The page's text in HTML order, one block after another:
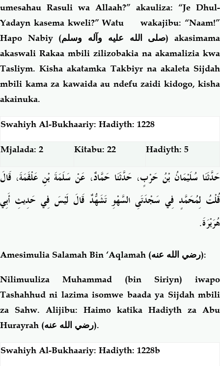
umesahau Rasuli wa Allaah?” akauliza: “Je Dhul-
Yadayn kasema kweli?” Watu wakajibu: “Naam!”
Hapo Nabiy (صلى الله عليه وآله وسلم) akasimama
akaswali Rakaa mbili zilizobakia na akamalizia kwa
Tasliym. Kisha akatamka Takbiyr na akaleta Sijdah
mbili kama za kawaida au ndefu zaidi kidogo, kisha
akainuka.
Swahiyh Al-Bukhaariy: Hadiyth: 1228
Mjalada: 2 Kitabu: 22 Hadiyth: 5
حَدَّثَنَا سُلَيْمَانُ بْنُ حَرْبٍ، حَدَّثَنَا حَمَّادٌ، عَنْ سَلَمَةَ بْنِ عَلْقَمَةَ، قَالَ
قُلْتُ لِمُحَمَّدٍ فِي سَجْدَتَىِ السَّهْوِ تَشَهُّدٌ قَالَ لَيْسَ فِي حَدِيثِ أَبِي
هُرَيْرَةَ‏.‏
Amesimulia Salamah Bin ‘Aqlamah (رضي الله عنه):
Nilimuuliza Muhammad (bin Siriyn) iwapo
Tashahhud ni lazima isomwe baada ya Sijdah mbili
za Sahw. Alijibu: Haimo katika Hadiyth za Abu
Hurayrah
(رضي الله عنه).
Swahiyh Al-Bukhaariy: Hadiyth: 1228b